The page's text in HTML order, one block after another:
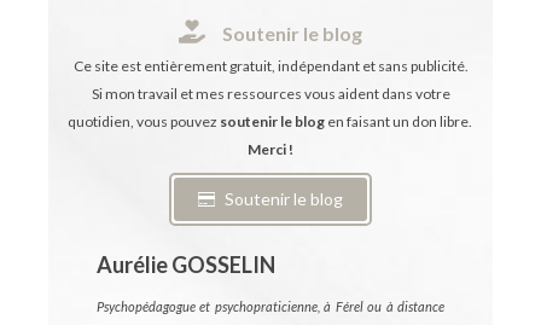
Soutenir le blog
Ce site est entièrement gratuit, indépendant et sans publicité.
Si mon travail et mes ressources vous aident dans votre
quotidien, vous pouvez soutenir le blogen faisant un don libre.
Merci !
Soutenir le blog
Aurélie GOSSELIN
Psychopédagogue et psychopraticienne, à Férel ou à distance